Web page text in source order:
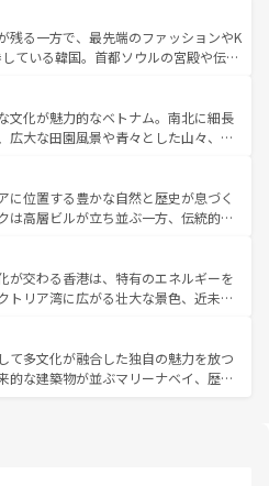
ィも充実しており、サーフィンやダイ
など、アウトドア好きにはたまらな
の多彩な魅力を存分に味わいつくそ
地帯である台湾東部など、都市の喧騒
存しており、訪れる人に新しい発見と
れる。また、奥深い台湾の食文化も魅
スイーツなど、バラエティ豊かな料理
る。 なお、新着の台湾情報は コンテンツ一覧を参
残る一方で、最先端のファッションやK
ている韓国。首都ソウルの宮殿や伝統
せば四季折々の自然美を楽しむことが
ムチや焼肉、絶品のストリートフード
国料理が待っている。夜には、韓国な
ら、韓国の多彩な魅力を心ゆくまで味
わってみてほしい。 なお、新着の韓国情報はコンテンツ一
。
文化が魅力的なベトナム。南北に細長
広大な田園風景や青々とした山々、世
統が息づく。ハノイの古い町並みやホ
ス統治時代の建物も、独特の雰囲気を
た、バラエティの豊かさとおいしさで
ンミー、ベトナムコーヒーなどは、ぜ
。どの地域を訪れてもあたたかい人々
れるので、きっと忘れられない旅にな
に位置する豊かな自然と歴史が息づく
は高層ビルが立ち並ぶ一方、伝統的な
る。北部ではチェンマイなどの山岳地
、南部ではプーケットやクラビの美し
気分を楽しむことができる。タイ料理
中温暖で、どの季節にも異なる楽しみ
みやすいタイの人々、仏教を中心とし
な観光資源が、訪れる旅人を魅了し続
が交わる香港は、特有のエネルギーを
トリア湾に広がる壮大な景色、近未来
感動するはず。観光スポットが密集し
どころを回れるのも魅力。息をのむよ
な体験まで、香港を存分に楽しみ尽く
て多文化が融合した独自の魅力を放つ
的な建築物が並ぶマリーナベイ、歴史